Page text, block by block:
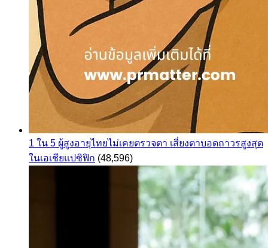
1 ใน 5 ผู้สูงอายุไทยไม่เคยตรวจตา เสี่ยงตาบอดถาวรสูงสุด
ในเอเชียแปซิฟิก (48,596)